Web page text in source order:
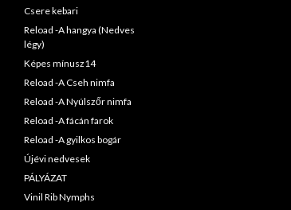
Csere kebari
Reload -A hangya (Nedves
légy)
Képes mínusz14
Reload -A Cseh nimfa
Reload -A Nyúlszőr nimfa
Reload -A fácán farok
Reload -A gyilkos bogár
Újévi nedvesek
PÁLYÁZAT
Vinil Rib Nymphs